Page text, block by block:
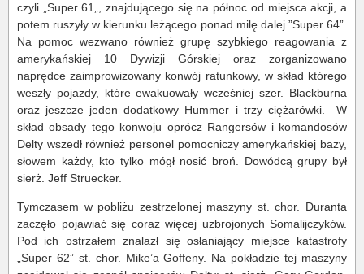
czyli „Super 61„, znajdującego się na północ od miejsca akcji, a
potem ruszyły w kierunku leżącego ponad milę dalej ”Super 64”.
Na pomoc wezwano również grupę szybkiego reagowania z
amerykańskiej 10 Dywizji Górskiej oraz zorganizowano
naprędce zaimprowizowany konwój ratunkowy, w skład którego
weszły pojazdy, które ewakuowały wcześniej szer. Blackburna
oraz jeszcze jeden dodatkowy Hummer i trzy ciężarówki. W
skład obsady tego konwoju oprócz Rangersów i komandosów
Delty wszedł również personel pomocniczy amerykańskiej bazy,
słowem każdy, kto tylko mógł nosić broń. Dowódcą grupy był
sierż. Jeff Struecker.
Tymczasem w pobliżu zestrzelonej maszyny st. chor. Duranta
zaczęło pojawiać się coraz więcej uzbrojonych Somalijczyków.
Pod ich ostrzałem znalazł się osłaniający miejsce katastrofy
„Super 62” st. chor. Mike’a Goffeny. Na pokładzie tej maszyny